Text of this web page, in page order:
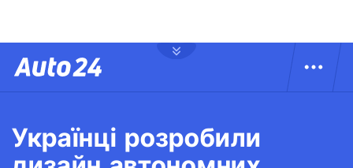
Українці розробили